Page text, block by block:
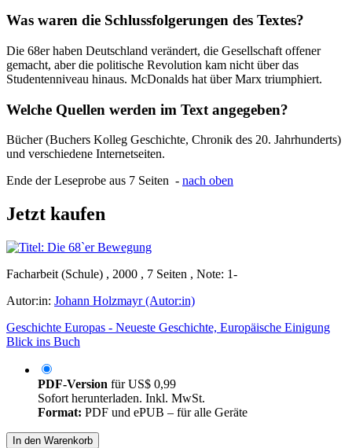
Was waren die Schlussfolgerungen des Textes?
Die 68er haben Deutschland verändert, die Gesellschaft offener
gemacht, aber die politische Revolution kam nicht über das
Studentenniveau hinaus. McDonalds hat über Marx triumphiert.
Welche Quellen werden im Text angegeben?
Bücher (Buchers Kolleg Geschichte, Chronik des 20. Jahrhunderts)
und verschiedene Internetseiten.
Ende der Leseprobe aus 7 Seiten - nach oben
Jetzt kaufen
Facharbeit (Schule) , 2000 , 7 Seiten , Note: 1-
Autor:in: Johann Holzmayr (Autor:in)
Geschichte Europas - Neueste Geschichte, Europäische Einigung
Blick ins Buch
PDF-Version fürUS$ 0,99
Sofort herunterladen. Inkl. MwSt.
Format: PDF und ePUB – für alle Geräte
In den Warenkorb